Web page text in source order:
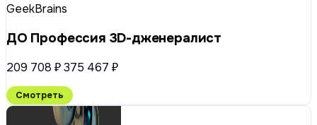
GeekBrains
ДО Профессия 3D-дженералист
209 708 ₽375 467 ₽
Смотреть